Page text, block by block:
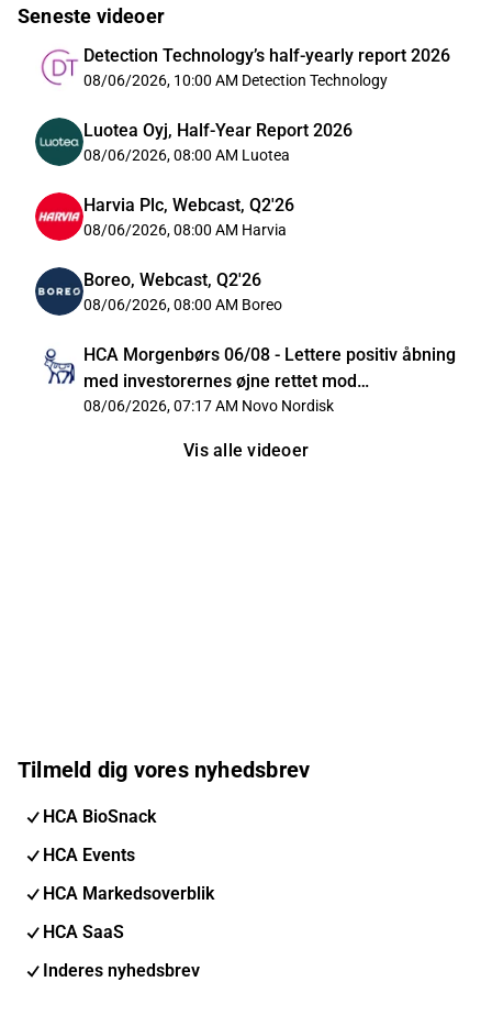
Seneste videoer
Detection Technology’s half-yearly report 2026
08/06/2026, 10:00 AM Detection Technology
Luotea Oyj, Half-Year Report 2026
08/06/2026, 08:00 AM Luotea
Harvia Plc, Webcast, Q2'26
08/06/2026, 08:00 AM Harvia
Boreo, Webcast, Q2'26
08/06/2026, 08:00 AM Boreo
HCA Morgenbørs 06/08 - Lettere positiv åbning
med investorernes øjne rettet mod
Mellemøsten
08/06/2026, 07:17 AM Novo Nordisk
Vis alle videoer
Tilmeld dig vores nyhedsbrev
HCA BioSnack
HCA Events
HCA Markedsoverblik
HCA SaaS
Inderes nyhedsbrev